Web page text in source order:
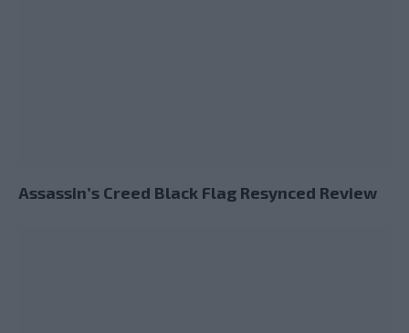
Assassin’s Creed Black Flag Resynced Review